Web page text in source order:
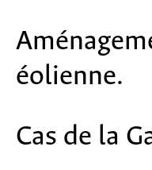
éolienne.
Cas de la